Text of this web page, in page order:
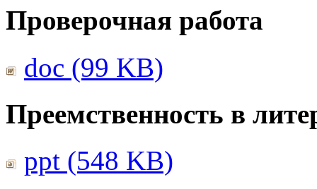
Проверочная работа
doc (99 KB)
Преемственность в
ppt (548 KB)